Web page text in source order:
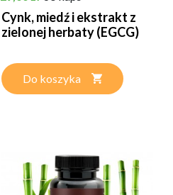
Cynk, miedź i ekstrakt z
zielonej herbaty (EGCG)
Do koszyka